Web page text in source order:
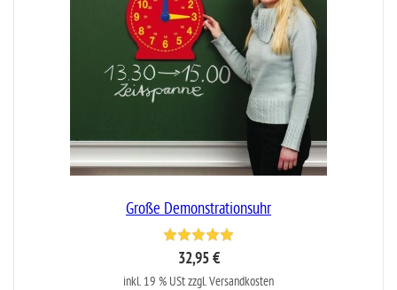
Große Demonstrationsuhr
32,95 €
inkl. 19 % USt zzgl. Versandkosten